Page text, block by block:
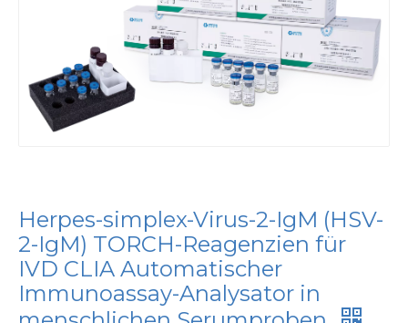
Herpes-simplex-Virus-2-IgM (HSV-
2-IgM) TORCH-Reagenzien für
IVD CLIA Automatischer
Immunoassay-Analysator in